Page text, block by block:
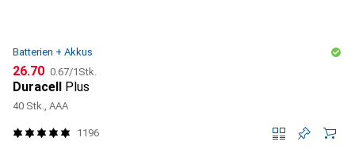
Batterien + Akkus
CHF
26.70 CHF
0.67/1Stk.
Duracell Plus
40 Stk., AAA
1196